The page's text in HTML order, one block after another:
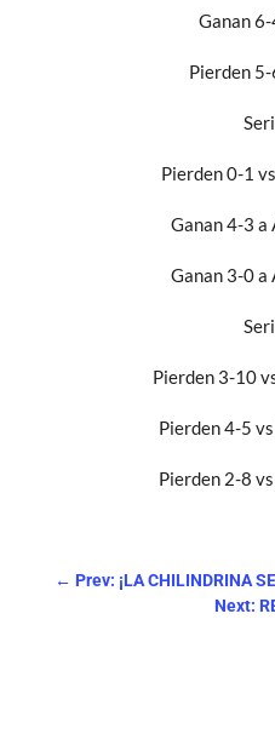
Ganan
Pierden
Pierden 0-1
Ganan 4-3 a
Ganan 3-0 a
Pierden 3-10
Pierden 4-5
Pierden 2-8
← Prev: ¡LA CHILINDRINA
Next: